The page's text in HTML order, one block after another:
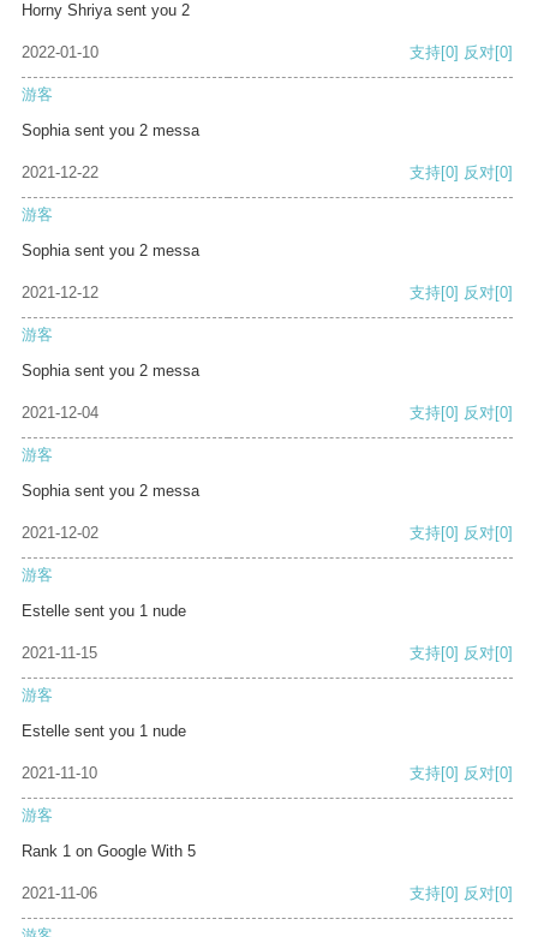
Horny Shriya sent you 2
2022-01-10 支持[0] 反对[0]
游客
Sophia sent you 2 messa
2021-12-22 支持[0] 反对[0]
游客
Sophia sent you 2 messa
2021-12-12 支持[0] 反对[0]
游客
Sophia sent you 2 messa
2021-12-04 支持[0] 反对[0]
游客
Sophia sent you 2 messa
2021-12-02 支持[0] 反对[0]
游客
Estelle sent you 1 nude
2021-11-15 支持[0] 反对[0]
游客
Estelle sent you 1 nude
2021-11-10 支持[0] 反对[0]
游客
Rank 1 on Google With 5
2021-11-06 支持[0] 反对[0]